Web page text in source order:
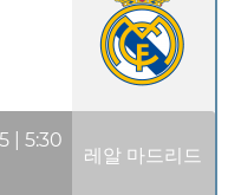
|5:30
레알 마드리드